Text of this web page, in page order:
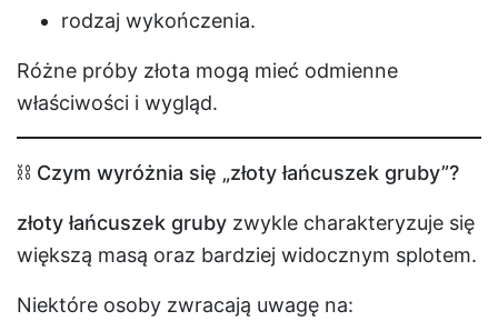
rodzaj wykończenia.
Różne próby złota mogą mieć odmienne
właściwości i wygląd.
⛓️ Czym wyróżnia się „złoty łańcuszek gruby”?
złoty łańcuszek gruby zwykle charakteryzuje się
większą masą oraz bardziej widocznym splotem.
Niektóre osoby zwracają uwagę na: